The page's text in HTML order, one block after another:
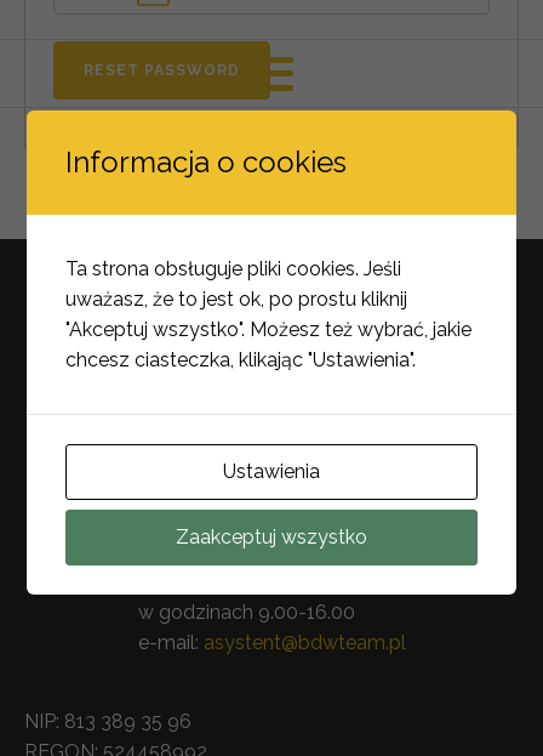
RESET PASSWORD
35-326 Rzeszów
w godzinach 9.00-16.00
e-mail: asystent@bdwteam.pl
NIP: 813 389 35 96
REGON: 524458992
Informacja o cookies
Ta strona obsługuje pliki cookies. Jeśli
uważasz, że to jest ok, po prostu kliknij
"Akceptuj wszystko". Możesz też wybrać, jakie
chcesz ciasteczka, klikając "Ustawienia".
Ustawienia
Zaakceptuj wszystko